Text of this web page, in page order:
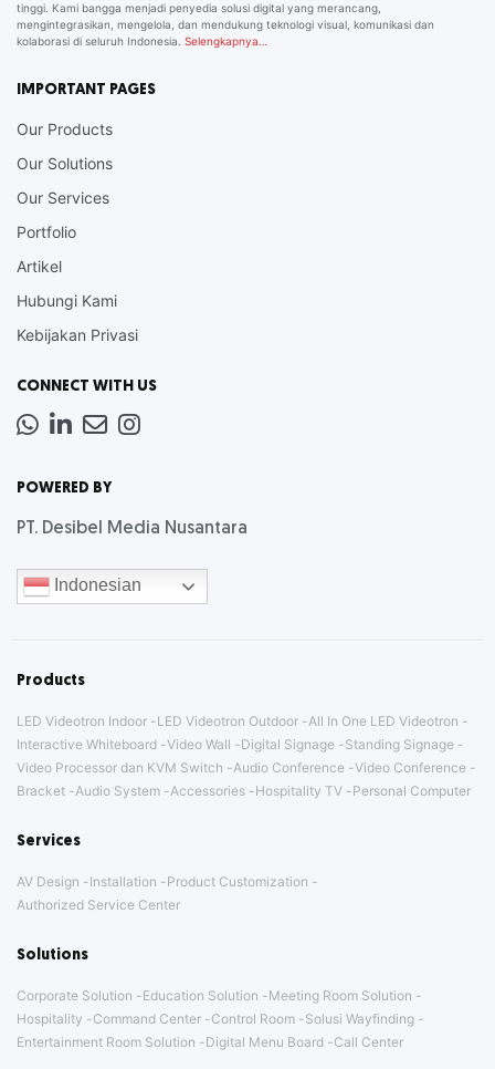
tinggi. Kami bangga menjadi penyedia solusi digital yang merancang,
mengintegrasikan, mengelola, dan mendukung teknologi visual, komunikasi dan
kolaborasi di seluruh Indonesia. Selengkapnya…
IMPORTANT PAGES
Our Products
Our Solutions
Our Services
Portfolio
Artikel
Hubungi Kami
Kebijakan Privasi
CONNECT WITH US
Whatsapp
LinkedIn
NewsInstagram
POWERED BY
PT. Desibel Media Nusantara
Indonesian
Products
LED Videotron Indoor LED Videotron Outdoor All In One LED Videotron
Interactive Whiteboard Video Wall Digital Signage
Standing Signage
Video Processor dan KVM Switch
Audio Conference Video Conference
Bracket Audio System Accessories Hospitality TV Personal Computer
Services
AV Design Installation
Product Customization
Authorized Service Center
Solutions
Corporate Solution Education Solution
Meeting Room Solution
Hospitality
Command Center Control Room
Solusi Wayfinding
Entertainment Room Solution
Digital Menu Board Call Center